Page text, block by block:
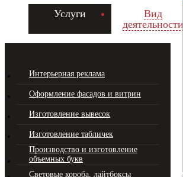
Услуги
Вид
деятельности
Интерьерная реклама
Оформление фасадов и витрин
Изготовление вывесок
Изготовление табличек
Производство и изготовление
объемных букв
Световые короба, лайтбоксы